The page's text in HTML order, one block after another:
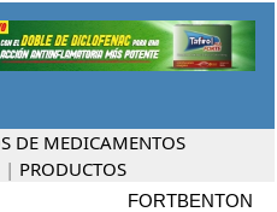
DE MEDICAMENTOS
| PRODUCTOS
FORTBENTON